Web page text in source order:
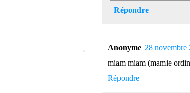
Répondre
Anonyme 28 novembre
miam miam (mamie
Répondre